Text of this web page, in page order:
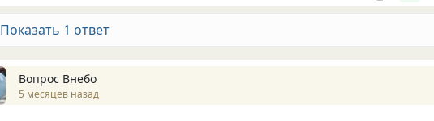
Показать 1 ответ
Вопрос Внебо
5 месяцев назад